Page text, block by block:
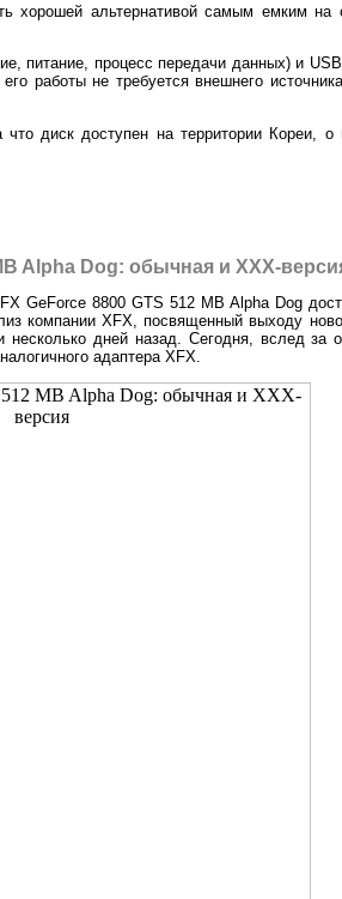
хорошей альтернативой самым емким на
питание, процесс передачи данных) и
работы не требуется внешнего
диск доступен на территории Кореи,
Alpha Dog: обычная и ХХХ-
GeForce 8800 GTS 512 MB Alpha Dog
компании XFX, посвященный выходу
дней назад. Сегодня, вслед за
адаптера XFX.